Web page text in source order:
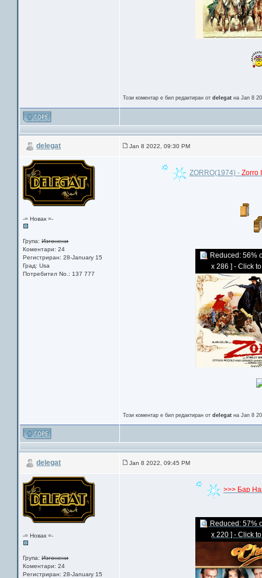
Този коментар е бил редактиран отdelegat на Jan 8
delegat Jan 8 2022, 09:30 PM
-= Новак =-
Група:Изгонени
Коментари: 24
Регистриран: 28-January 15
Град: Usa
Потребител No.: 137 777
ZORRO(1974) - Zorro
Reduced: 56%
x 286 ] - Click
Този коментар е бил редактиран отdelegat на Jan 8
delegat Jan 8 2022, 09:45 PM
-= Новак =-
Група:Изгонени
Коментари: 24
Регистриран: 28-January 15
>>> Бар
Reduced: 57%
x 220 ] - Click